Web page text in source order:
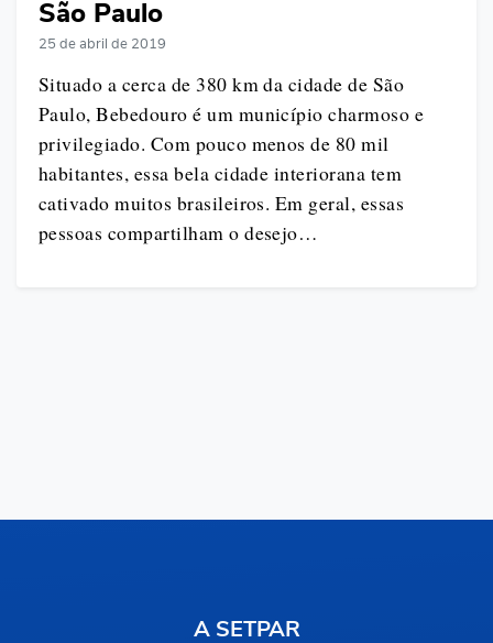
São Paulo
25 de abril de 2019
Situado a cerca de 380 km da cidade de São
Paulo, Bebedouro é um município charmoso e
privilegiado. Com pouco menos de 80 mil
habitantes, essa bela cidade interiorana tem
cativado muitos brasileiros. Em geral, essas
pessoas compartilham o desejo…
A SETPAR